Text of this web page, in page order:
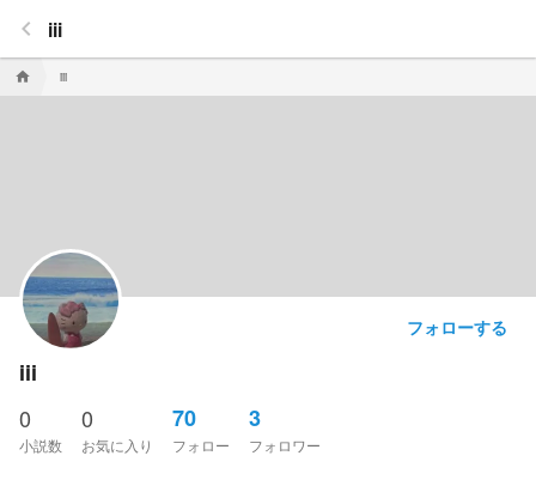
home iii
keyboard_arrow_left iii
フォローする
iii
0
小説数
0
お気に入り
70
フォロー
3
フォロワー